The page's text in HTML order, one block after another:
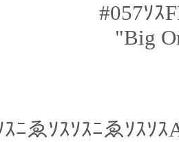
#057ｿｽ
"Big
ｽﾆゑｿｽｿｽﾆゑｿｽｿ